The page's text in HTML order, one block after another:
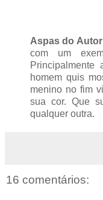
Aspas do
com um
Principalmente
homem quis
menino no fim
sua cor. Que
qualquer outra.
16 comentários: